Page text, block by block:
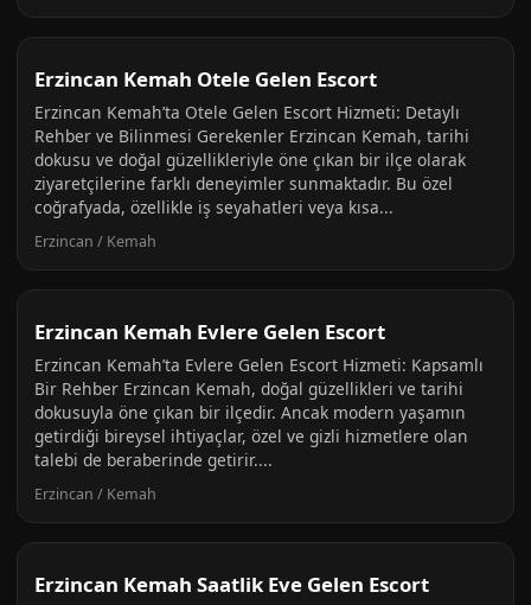
Erzincan Kemah Otele Gelen Escort
Erzincan Kemah’ta Otele Gelen Escort Hizmeti: Detaylı
Rehber ve Bilinmesi Gerekenler Erzincan Kemah, tarihi
dokusu ve doğal güzellikleriyle öne çıkan bir ilçe olarak
ziyaretçilerine farklı deneyimler sunmaktadır. Bu özel
coğrafyada, özellikle iş seyahatleri veya kısa...
Erzincan / Kemah
Erzincan Kemah Evlere Gelen Escort
Erzincan Kemah’ta Evlere Gelen Escort Hizmeti: Kapsamlı
Bir Rehber Erzincan Kemah, doğal güzellikleri ve tarihi
dokusuyla öne çıkan bir ilçedir. Ancak modern yaşamın
getirdiği bireysel ihtiyaçlar, özel ve gizli hizmetlere olan
talebi de beraberinde getirir....
Erzincan / Kemah
Erzincan Kemah Saatlik Eve Gelen Escort